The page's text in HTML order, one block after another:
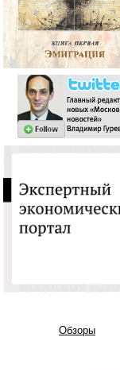
Обзоры